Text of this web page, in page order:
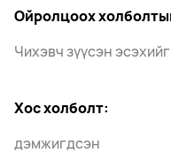
Ойролцоох
Чихэвч зүүсэн
Хос холболт:
дэмжигдсэн